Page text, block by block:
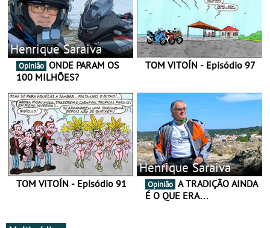
Henrique Saraiva
Opinião
100 MILHÕES?
TOM VITOÍN - Episódio 97
TOM VITOÍN - Episódio 91
Henrique Saraiva
Opinião
É O QUE ERA…